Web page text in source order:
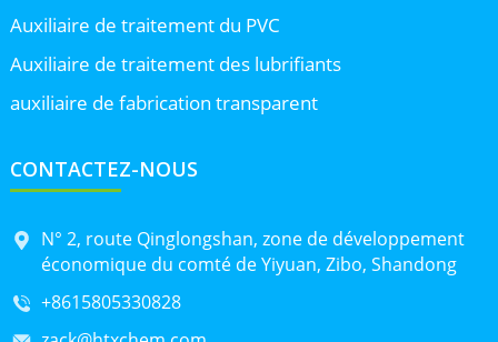
Auxiliaire de traitement du PVC
Auxiliaire de traitement des lubrifiants
auxiliaire de fabrication transparent
CONTACTEZ-NOUS
N° 2, route Qinglongshan, zone de développement
économique du comté de Yiyuan, Zibo, Shandong
+8615805330828